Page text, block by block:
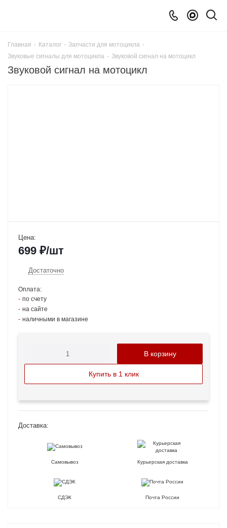
Главная - Каталог - Запчасти для мотоцикла -
Звуковые сигналы для мотоцикла - Звуковой сигнал на мотоцикл
Звуковой сигнал на мотоцикл
Цена:
699 ₽/шт
Достаточно
Оплата:
по счету
на сайте
наличными в магазине
В корзину
Купить в 1 клик
Доставка:
Самовывоз Курьерская доставка
СДЭК Почта России